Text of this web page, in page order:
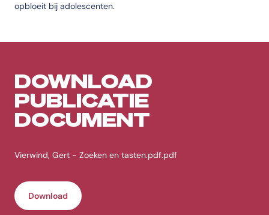
opbloeit bij adolescenten.
DOWNLOAD
PUBLICATIE
DOCUMENT
Vierwind, Gert - Zoeken en tasten.pdf.pdf
Download